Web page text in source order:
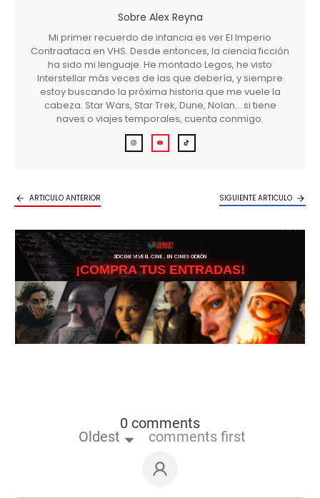
Sobre Alex Reyna
Mi primer recuerdo de infancia es ver El Imperio
Contraataca en VHS. Desde entonces, la ciencia ficción
ha sido mi lenguaje. He montado Legos, he visto
Interstellar más veces de las que debería, y siempre
estoy buscando la próxima historia que me vuele la
cabeza. Star Wars, Star Trek, Dune, Nolan… si tiene
naves o viajes temporales, cuenta conmigo.
ARTICULO ANTERIOR SIGUIENTE ARTICULO
3DCINE VIVE EL CINE… EN CINES ODEÓN
¡COMPRA TUS ENTRADAS!
0 comments
Oldest comments first